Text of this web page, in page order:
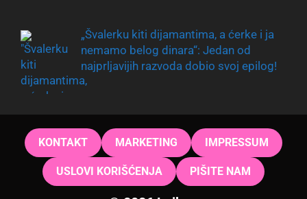
„Švalerku kiti dijamantima, a ćerke i ja
nemamo belog dinara“: Jedan od
najprljavijih razvoda dobio svoj epilog!
KONTAKT MARKETING IMPRESSUM
USLOVI KORIŠĆENJA PIŠITE NAM